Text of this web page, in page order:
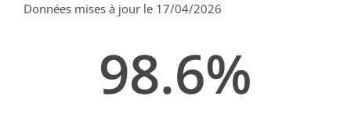
Données mises à jour le 17/04/2026
98.6%